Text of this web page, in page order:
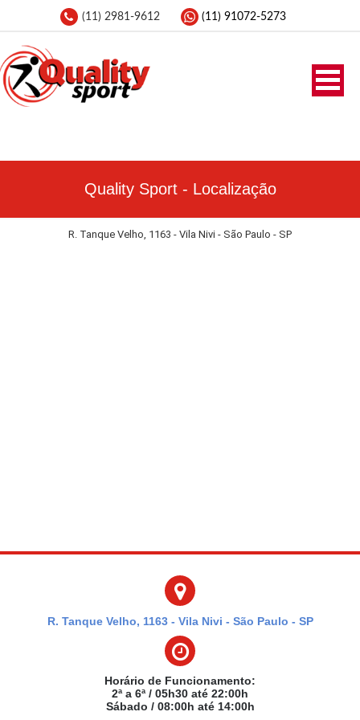
(11) 2981-9612 (11) 91072-5273
Quality Sport - Localização
R. Tanque Velho, 1163 - Vila Nivi - São Paulo - SP
R. Tanque Velho, 1163 - Vila Nivi - São Paulo - SP
Horário de Funcionamento:
2ª a 6ª / 05h30 até 22:00h
Sábado / 08:00h até 14:00h